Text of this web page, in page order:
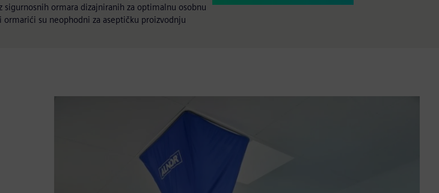
sigurnosnih ormara dizajniranih za optimalnu osobnu
su neophodni za aseptičku proizvodnju